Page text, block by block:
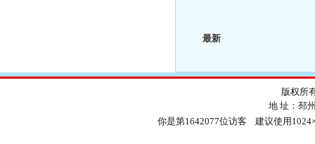
最新
版权所
地 址：邳
你是第1642077位访客 建议使用